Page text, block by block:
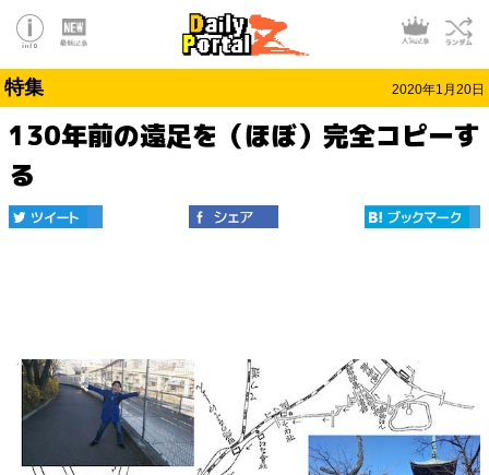
特集 2020年1月20日
130年前の遠足を（ほぼ）完全コピーす
る